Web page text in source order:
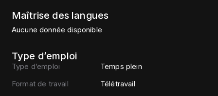
Maîtrise des langues
Aucune donnée disponible
Type d’emploi
Type d’emploi
Temps plein
Format de travail
Télétravail